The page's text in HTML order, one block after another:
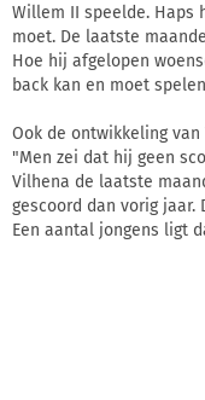
Willem II speelde. Haps
moet. De laatste
Hoe hij afgelopen
back kan en moet
Ook de ontwikkeling
"Men zei dat hij geen
Vilhena de laatste
gescoord dan vorig jaar.
Een aantal jongens ligt